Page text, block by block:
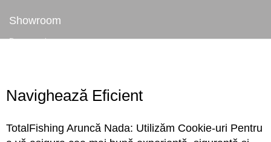
Showroom
Despre noi
Navighează Eficient
TotalFishing Aruncă Nada: Utilizăm Cookie-uri Pentru